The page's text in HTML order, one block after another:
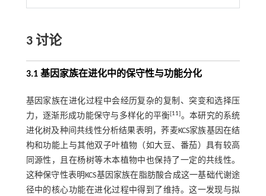
3 讨论
3.1 基因家族在进化中的保守性与功能分化
基因家族在进化过程中会经历复杂的复制、突变和选择压
力，逐渐形成功能保守与多样化的平衡[11]。本研究的系统
进化树及种间共线性分析结果表明，荞麦KCS家族基因在结
构和功能上与其他双子叶植物（如大豆、番茄）具有较高
同源性，且在杨树等木本植物中也保持了一定的共线性。
这种保守性表明KCS基因家族在脂肪酸合成这一基础代谢途
径中的核心功能在进化过程中得到了维持。这一发现与拟